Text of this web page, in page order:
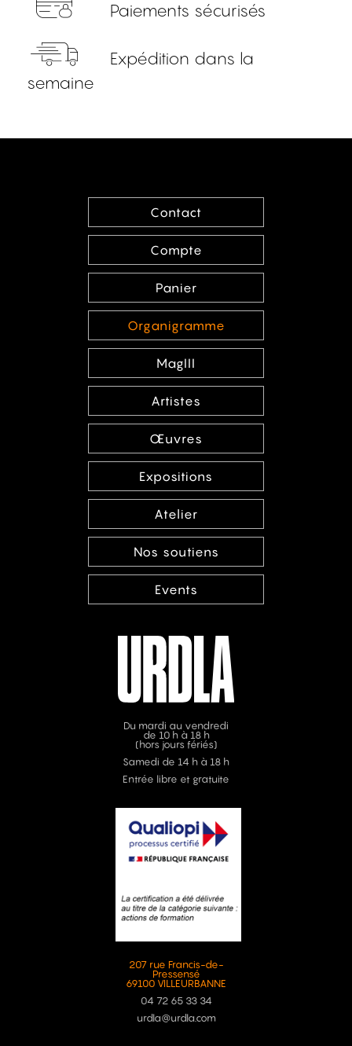
Paiements sécurisés
Expédition dans la
semaine
Contact
Compte
Panier
Organigramme
MagIII
Artistes
Œuvres
Expositions
Atelier
Nos soutiens
Events
Du mardi au vendredi
de 10 h à 18 h
(hors jours fériés)
Samedi de 14 h à 18 h
Entrée libre et gratuite
207 rue Francis-de-
Pressensé
69100 VILLEURBANNE
04 72 65 33 34
urdla@urdla.com